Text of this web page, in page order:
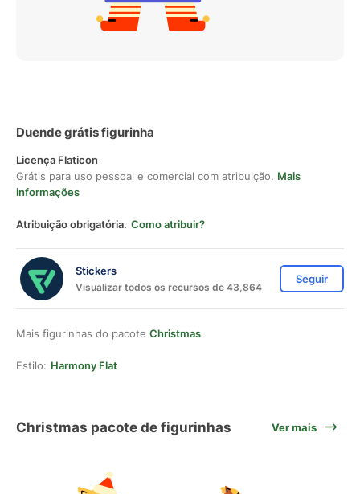
Duende grátis figurinha
Licença Flaticon
Grátis para uso pessoal e comercial com atribuição. Mais
informações
Atribuição obrigatória. Como atribuir?
Stickers
Visualizar todos os recursos de 43,864
Seguir
Mais figurinhas do pacote Christmas
Estilo: Harmony Flat
Christmas pacote de figurinhas Ver mais